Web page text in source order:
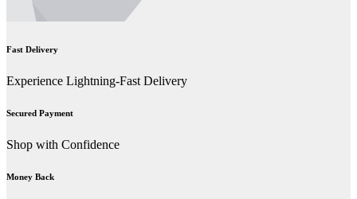
Fast Delivery
Experience Lightning-Fast Delivery
Secured Payment
Shop with Confidence
Money Back